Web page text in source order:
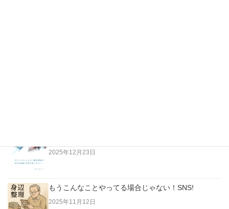
2025年12月23日
もうこんなことやってる場合じゃない！SNS!
2025年11月12日